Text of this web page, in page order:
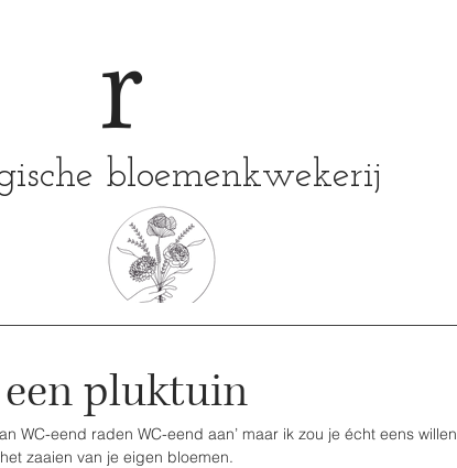
r
bloemenkwekerij
pluktuin
WC-eend raden WC-eend aan’ maar ik zou je écht eens willen
zaaien van je eigen bloemen.